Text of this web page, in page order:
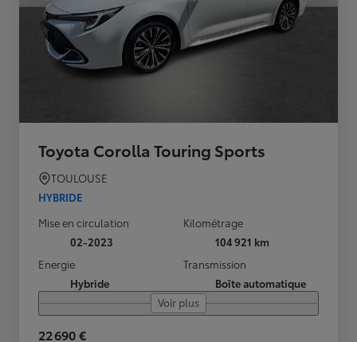
Toyota Corolla Touring Sports
TOULOUSE
HYBRIDE
Mise en circulation
02-2023
Kilométrage
104 921 km
Energie
Hybride
Transmission
Boîte automatique
Voir plus
22 690 €